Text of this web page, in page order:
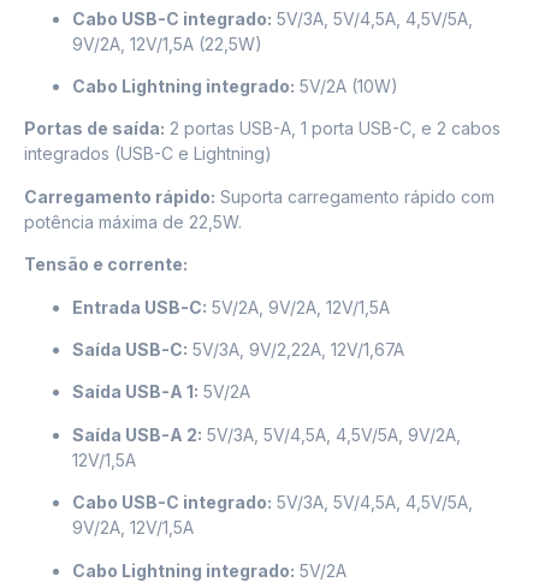
Cabo USB-C integrado: 5V/3A, 5V/4,5A, 4,5V/5A,
9V/2A, 12V/1,5A (22,5W)
Cabo Lightning integrado: 5V/2A (10W)
Portas de saída: 2 portas USB-A, 1 porta USB-C, e 2 cabos
integrados (USB-C e Lightning)
Carregamento rápido: Suporta carregamento rápido com
potência máxima de 22,5W.
Tensão e corrente:
Entrada USB-C: 5V/2A, 9V/2A, 12V/1,5A
Saída USB-C: 5V/3A, 9V/2,22A, 12V/1,67A
Saída USB-A 1: 5V/2A
Saída USB-A 2: 5V/3A, 5V/4,5A, 4,5V/5A, 9V/2A,
12V/1,5A
Cabo USB-C integrado: 5V/3A, 5V/4,5A, 4,5V/5A,
9V/2A, 12V/1,5A
Cabo Lightning integrado: 5V/2A